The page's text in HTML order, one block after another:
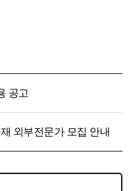
공고
외부전문가 모집 안내